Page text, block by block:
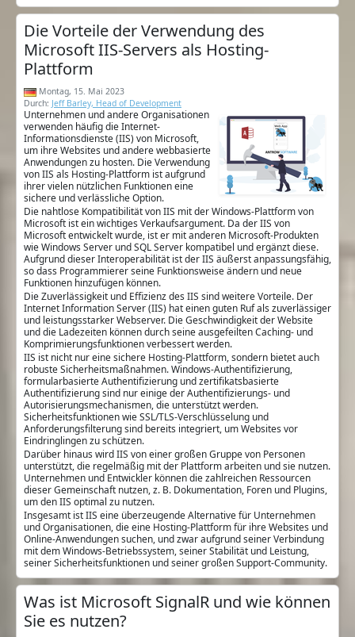
Die Vorteile der Verwendung des
Microsoft IIS-Servers als Hosting-
Plattform
Montag, 15. Mai 2023
Durch: Jeff Barley, Head of Development
Unternehmen und andere Organisationen
verwenden häufig die Internet-
Informationsdienste (IIS) von Microsoft,
um ihre Websites und andere webbasierte
Anwendungen zu hosten. Die Verwendung
von IIS als Hosting-Plattform ist aufgrund
ihrer vielen nützlichen Funktionen eine
sichere und verlässliche Option.
Die nahtlose Kompatibilität von IIS mit der Windows-Plattform von
Microsoft ist ein wichtiges Verkaufsargument. Da der IIS von
Microsoft entwickelt wurde, ist er mit anderen Microsoft-Produkten
wie Windows Server und SQL Server kompatibel und ergänzt diese.
Aufgrund dieser Interoperabilität ist der IIS äußerst anpassungsfähig,
so dass Programmierer seine Funktionsweise ändern und neue
Funktionen hinzufügen können.
Die Zuverlässigkeit und Effizienz des IIS sind weitere Vorteile. Der
Internet Information Server (IIS) hat einen guten Ruf als zuverlässiger
und leistungsstarker Webserver. Die Geschwindigkeit der Website
und die Ladezeiten können durch seine ausgefeilten Caching- und
Komprimierungsfunktionen verbessert werden.
IIS ist nicht nur eine sichere Hosting-Plattform, sondern bietet auch
robuste Sicherheitsmaßnahmen. Windows-Authentifizierung,
formularbasierte Authentifizierung und zertifikatsbasierte
Authentifizierung sind nur einige der Authentifizierungs- und
Autorisierungsmechanismen, die unterstützt werden.
Sicherheitsfunktionen wie SSL/TLS-Verschlüsselung und
Anforderungsfilterung sind bereits integriert, um Websites vor
Eindringlingen zu schützen.
Darüber hinaus wird IIS von einer großen Gruppe von Personen
unterstützt, die regelmäßig mit der Plattform arbeiten und sie nutzen.
Unternehmen und Entwickler können die zahlreichen Ressourcen
dieser Gemeinschaft nutzen, z. B. Dokumentation, Foren und Plugins,
um den IIS optimal zu nutzen.
Insgesamt ist IIS eine überzeugende Alternative für Unternehmen
und Organisationen, die eine Hosting-Plattform für ihre Websites und
Online-Anwendungen suchen, und zwar aufgrund seiner Verbindung
mit dem Windows-Betriebssystem, seiner Stabilität und Leistung,
seiner Sicherheitsfunktionen und seiner großen Support-Community.
Was ist Microsoft SignalR und wie können
Sie es nutzen?